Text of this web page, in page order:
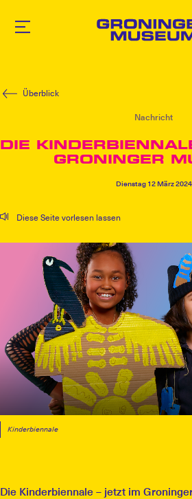
Zum
Hauptinhalt
Überblick
Nachricht
DIE
GRONINGER
Dienstag 12 März2024
Diese Seite vorlesen lassen
Kinderbiennale
Die Kinderbiennale – jetzt im